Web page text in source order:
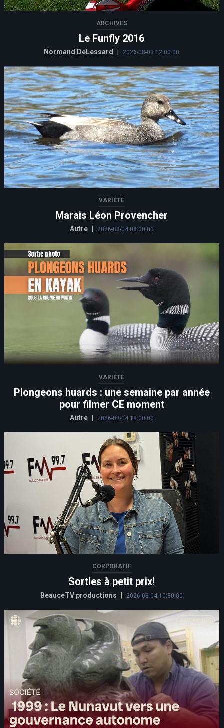
ARCHIVES
Le Funfly 2016
Normand DeLessard 2026-08-03 12:00:00
VARIÉTÉ
Marais Léon Provencher
Autre 2026-08-04 08:00:00
VARIÉTÉ
Plongeons huards : une semaine par année
pour filmer CE moment
Autre 2026-08-04 18:00:00
CORPORATIF
Sorties à petit prix!
BeauceTV productions | 2026-08-04 10:30:00